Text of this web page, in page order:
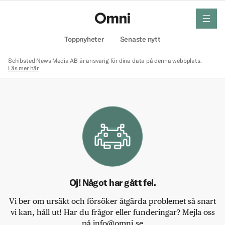
Toppnyheter Senaste nytt
meny
Schibsted News Media AB är ansvarig för dina data på denna webbplats.
Läs mer här
Oj! Något har gått fel.
Vi ber om ursäkt och försöker åtgärda problemet så snart
vi kan, håll ut! Har du frågor eller funderingar? Mejla oss